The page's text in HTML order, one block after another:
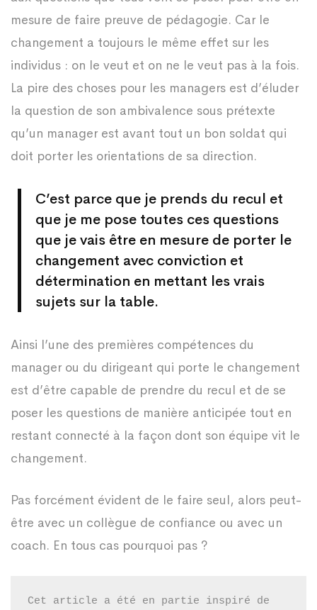
mesure de faire preuve de pédagogie. Car le
changement a toujours le même effet sur les
individus : on le veut et on ne le veut pas à la fois.
La pire des choses pour les managers est d’éluder
la question de son ambivalence sous prétexte
qu’un manager est avant tout un bon soldat qui
doit porter les orientations de sa direction.
C’est parce que je prends du recul et
que je me pose toutes ces questions
que je vais être en mesure de porter le
changement avec conviction et
détermination en mettant les vrais
sujets sur la table.
Ainsi l’une des premières compétences du
manager ou du dirigeant qui porte le changement
est d’être capable de prendre du recul et de se
poser les questions de manière anticipée tout en
restant connecté à la façon dont son équipe vit le
changement.
Pas forcément évident de le faire seul, alors peut-
être avec un collègue de confiance ou avec un
coach. En tous cas pourquoi pas ?
Cet article a été en partie inspiré de